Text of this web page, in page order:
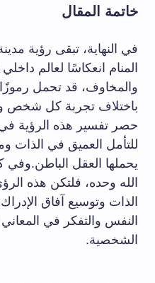
خاتمة المقال
في النهاية، تبقى رؤية
المنام انعكاسًا لعالم
والمخاوف، قد تحمل
باختلاف تجربة كل شخص
حصر تفسير هذه الرؤية
للتأمل العميق في الذات
يحملها العقل الباطن.وفي
الله وحده، فلتكن هذه
الذات وتوسيع آفاق
النفس والتفكر في المعاني
الشخصية.